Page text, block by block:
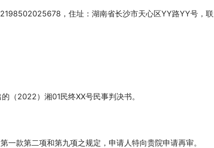
，住址：湖南省长沙市天心区YY路YY号，
（2022）湘01民终XX号民事判决书。
一款第二项和第九项之规定，申请人特向贵院申请再审。